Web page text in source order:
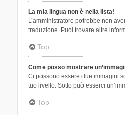
La mia lingua non è nella lista!
L’amministratore potrebbe non
traduzione. Puoi trovare altre
Top
Come posso mostrare
Ci possono essere due immagini
tuo livello. Sotto può esserci
Top